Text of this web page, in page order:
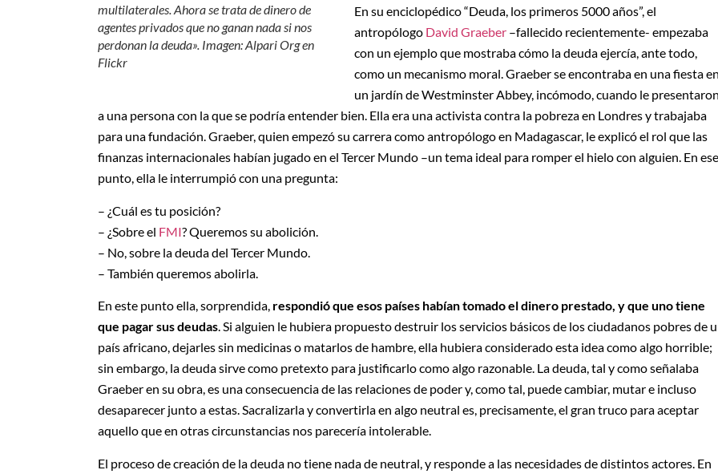
multilaterales. Ahora se trata de dinero de
agentes privados que no ganan nada si nos
perdonan la deuda». Imagen: Alpari Org en
Flickr
En su enciclopédico “Deuda, los primeros 5000 años”, el
antropólogo David Graeber –fallecido recientemente- empezaba
con un ejemplo que mostraba cómo la deuda ejercía, ante todo,
como un mecanismo moral. Graeber se encontraba en una fiesta
un jardín de Westminster Abbey, incómodo, cuando le
a una persona con la que se podría entender bien. Ella era una activista contra la pobreza en Londres y trabajaba
para una fundación. Graeber, quien empezó su carrera como antropólogo en Madagascar, le explicó el rol que las
finanzas internacionales habían jugado en el Tercer Mundo –un tema ideal para romper el hielo con alguien. En ese
punto, ella le interrumpió con una pregunta:
– ¿Cuál es tu posición?
– ¿Sobre el FMI? Queremos su abolición.
– No, sobre la deuda del Tercer Mundo.
– También queremos abolirla.
En este punto ella, sorprendida, respondió que esos países habían tomado el dinero prestado, y que uno tiene
que pagar sus deudas. Si alguien le hubiera propuesto destruir los servicios básicos de los ciudadanos pobres de
país africano, dejarles sin medicinas o matarlos de hambre, ella hubiera considerado esta idea como algo horrible;
sin embargo, la deuda sirve como pretexto para justificarlo como algo razonable. La deuda, tal y como señalaba
Graeber en su obra, es una consecuencia de las relaciones de poder y, como tal, puede cambiar, mutar e incluso
desaparecer junto a estas. Sacralizarla y convertirla en algo neutral es, precisamente, el gran truco para aceptar
aquello que en otras circunstancias nos parecería intolerable.
El proceso de creación de la deuda no tiene nada de neutral, y responde a las necesidades de distintos actores. En